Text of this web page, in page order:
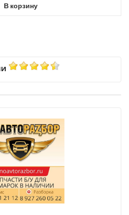
В корзину